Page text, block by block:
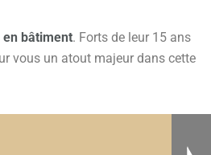
en bâtiment. Forts de leur 15 ans
vous un atout majeur dans cette